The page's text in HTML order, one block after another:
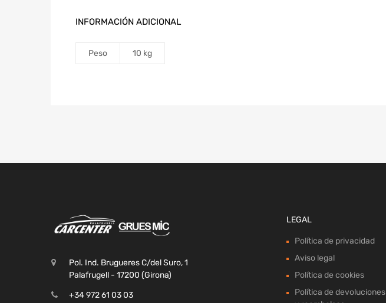
INFORMACIÓN ADICIONAL
Peso 10 kg
Pol. Ind. Brugueres C/del Suro, 1
Palafrugell - 17200 (Girona)
+34 972 61 03 03
LEGAL
Política de privacidad
Aviso legal
Política de cookies
Política de devoluciones